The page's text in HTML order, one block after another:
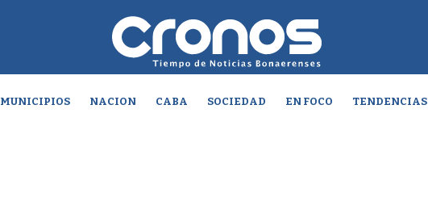
MUNICIPIOS NACION CABA SOCIEDAD EN FOCO TENDENCIAS